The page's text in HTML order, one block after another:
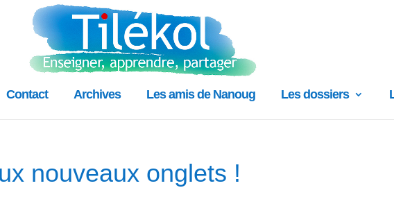
Contact Archives Les amis de Nanoug Les dossiers
nouveaux onglets !